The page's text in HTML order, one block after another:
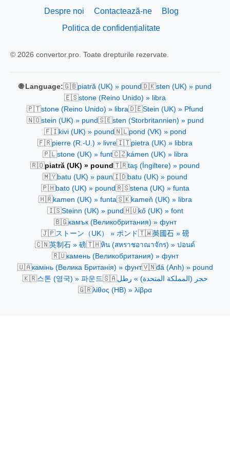
Despre noi Contactează-ne
Blog
Politica de confidențialitate
© 2026 convertor.pro. Toate drepturile rezervate.
🌐 Language:🇬🇧piatră (UK) » pound🇩🇰sten (UK) » pund
🇪🇸stone (Reino Unido) » libra
🇵🇹stone (Reino Unido) » libra🇩🇪Stein (UK) » Pfund
🇳🇴stein (UK) » pund🇸🇪sten (Storbritannien) » pund
🇫🇮kivi (UK) » pound🇳🇱pond (VK) » pond
🇫🇷pierre (R.-U.) » livre🇮🇹pietra (UK) » libbra
🇵🇱stone (UK) » funt🇨🇿kámen (UK) » libra
🇷🇴piatră (UK) » pound 🇹🇷taş (İngiltere) » pound
🇲🇾batu (UK) » paun🇮🇩batu (UK) » pound
🇵🇭bato (UK) » pound🇷🇸stena (UK) » funta
🇭🇷kamen (UK) » funta🇸🇰kameň (UK) » libra
🇮🇸Steinn (UK) » pund🇭🇺kő (UK) » font
🇧🇬камък (Великобритания) » фунт
🇯🇵ストーン（UK） » ポンド🇹🇼英國石 » 磅
🇨🇳英制石 » 磅🇹🇭หิน (สหราชอาณาจักร) » ปอนด์
🇷🇺камень (Великобритания) » фунт
🇺🇦камінь (Велика Британія) » фунт🇻🇳đá (Anh) » pound
🇰🇷스톤 (영국) » 파운드🇸🇦حجر (المملكة المتحدة) » رطل
🇬🇷λίθος (ΗΒ) » λίβρα